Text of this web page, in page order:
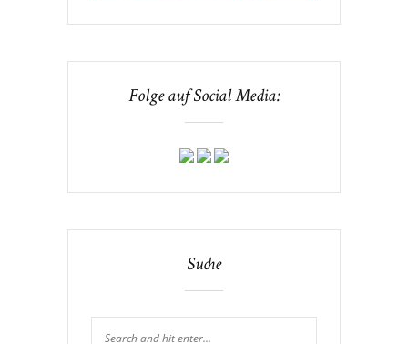
Folge auf Social Media:
Suche